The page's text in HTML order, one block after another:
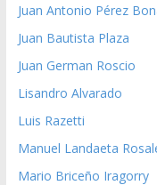
Juan Antonio Pérez
Juan Bautista Plaza
Juan German Roscio
Lisandro Alvarado
Luis Razetti
Manuel Landaeta
Mario Briceño Iragorry